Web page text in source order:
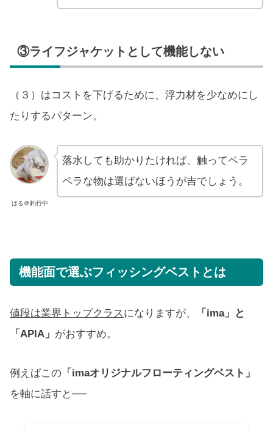
③ライフジャケットとして機能しない
（３）はコストを下げるために、浮力材を少なめにし
たりするパターン。
はる＠釣行中
落水しても助かりたければ、触ってペラ
ペラな物は選ばないほうが吉でしょう。
機能面で選ぶフィッシングベストとは
値段は業界トップクラス になりますが、
「ima」と
「APIA」 がおすすめ。
例えばこの 「imaオリジナルフローティングベスト」
を軸に話すと──